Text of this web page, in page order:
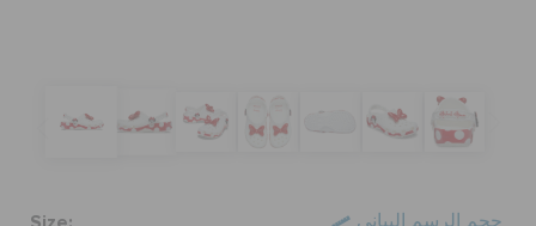
مميز
تسجيل الدخول / اشتراك
حجم الرسم البياني